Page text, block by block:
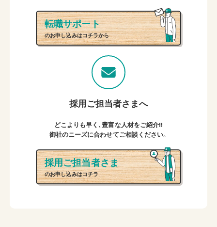
転職サポート
のお申し込みはコチラから
採用ご担当者さまへ
どこよりも早く、豊富な人材をご紹介!!
御社のニーズに合わせてご相談ください。
採用ご担当者さま
のお申し込みはコチラ